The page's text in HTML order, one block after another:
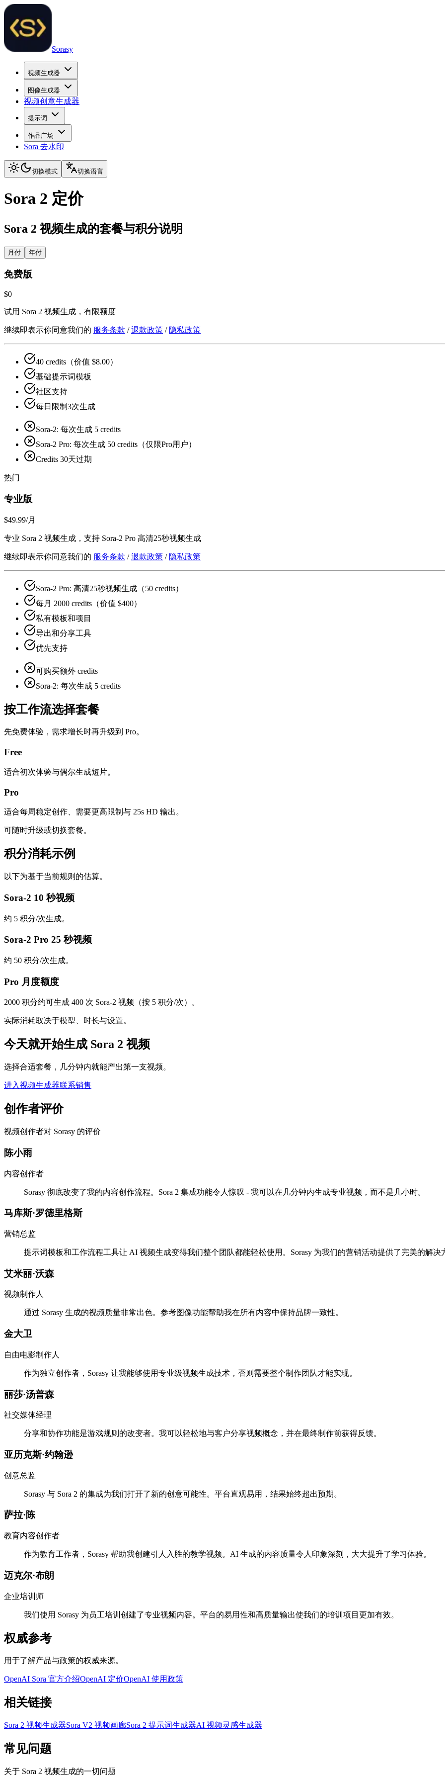
Sorasy
视频生成器
图像生成器
视频创意生成器
提示词
作品广场
Sora 去水印
切换模式 切换语言
Sora 2 定价
Sora 2 视频生成的套餐与积分说明
月付 年付
免费版
$0
试用 Sora 2 视频生成，有限额度
继续即表示你同意我们的 服务条款 / 退款政策 / 隐私政策
40 credits（价值 $8.00）
基础提示词模板
社区支持
每日限制3次生成
Sora-2: 每次生成 5 credits
Sora-2 Pro: 每次生成 50 credits（仅限Pro用户）
Credits 30天过期
热门
专业版
$49.99/月
专业 Sora 2 视频生成，支持 Sora-2 Pro 高清25秒视频生成
继续即表示你同意我们的 服务条款 / 退款政策 / 隐私政策
Sora-2 Pro: 高清25秒视频生成（50 credits）
每月 2000 credits（价值 $400）
私有模板和项目
导出和分享工具
优先支持
可购买额外 credits
Sora-2: 每次生成 5 credits
按工作流选择套餐
先免费体验，需求增长时再升级到 Pro。
Free
适合初次体验与偶尔生成短片。
Pro
适合每周稳定创作、需要更高限制与 25s HD 输出。
可随时升级或切换套餐。
积分消耗示例
以下为基于当前规则的估算。
Sora-2 10 秒视频
约 5 积分/次生成。
Sora-2 Pro 25 秒视频
约 50 积分/次生成。
Pro 月度额度
2000 积分约可生成 400 次 Sora-2 视频（按 5 积分/次）。
实际消耗取决于模型、时长与设置。
今天就开始生成 Sora 2 视频
选择合适套餐，几分钟内就能产出第一支视频。
进入视频生成器联系销售
创作者评价
视频创作者对 Sorasy 的评价
陈小雨
内容创作者
Sorasy 彻底改变了我的内容创作流程。Sora 2 集成功能令人惊叹 - 我可以在几分钟内生成专业视频，而不是几小时。
马库斯·罗德里格斯
营销总监
提示词模板和工作流程工具让 AI 视频生成变得我们整个团队都能轻松使用。Sorasy 为我们的营销活动提供了完美的解决
艾米丽·沃森
视频制作人
通过 Sorasy 生成的视频质量非常出色。参考图像功能帮助我在所有内容中保持品牌一致性。
金大卫
自由电影制作人
作为独立创作者，Sorasy 让我能够使用专业级视频生成技术，否则需要整个制作团队才能实现。
丽莎·汤普森
社交媒体经理
分享和协作功能是游戏规则的改变者。我可以轻松地与客户分享视频概念，并在最终制作前获得反馈。
亚历克斯·约翰逊
创意总监
Sorasy 与 Sora 2 的集成为我们打开了新的创意可能性。平台直观易用，结果始终超出预期。
萨拉·陈
教育内容创作者
作为教育工作者，Sorasy 帮助我创建引人入胜的教学视频。AI 生成的内容质量令人印象深刻，大大提升了学习体验。
迈克尔·布朗
企业培训师
我们使用 Sorasy 为员工培训创建了专业视频内容。平台的易用性和高质量输出使我们的培训项目更加有效。
权威参考
用于了解产品与政策的权威来源。
OpenAI Sora 官方介绍OpenAI 定价OpenAI 使用政策
相关链接
Sora 2 视频生成器Sora V2 视频画廊Sora 2 提示词生成器AI 视频灵感生成器
常见问题
关于 Sora 2 视频生成的一切问题